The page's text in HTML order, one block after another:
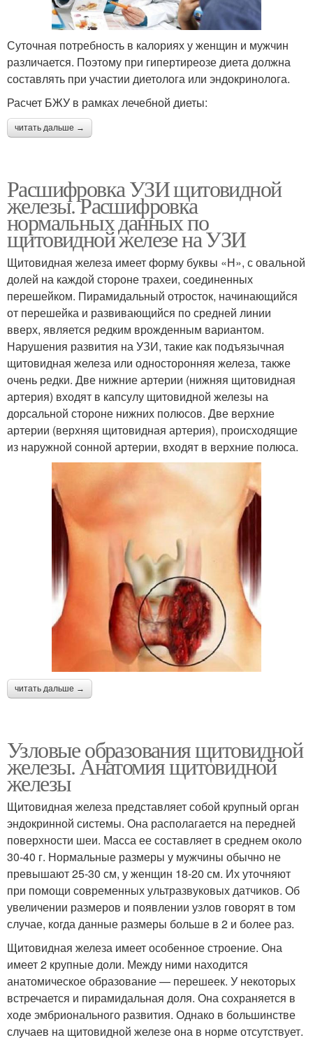
Суточная потребность в калориях у женщин и мужчин
различается. Поэтому при гипертиреозе диета должна
составлять при участии диетолога или эндокринолога.
Расчет БЖУ в рамках лечебной диеты:
читать дальше →
Расшифровка УЗИ щитовидной
железы. Расшифровка
нормальных данных по
щитовидной железе на УЗИ
Щитовидная железа имеет форму буквы «Н», с овальной
долей на каждой стороне трахеи, соединенных
перешейком. Пирамидальный отросток, начинающийся
от перешейка и развивающийся по средней линии
вверх, является редким врожденным вариантом.
Нарушения развития на УЗИ, такие как подъязычная
щитовидная железа или односторонняя железа, также
очень редки. Две нижние артерии (нижняя щитовидная
артерия) входят в капсулу щитовидной железы на
дорсальной стороне нижних полюсов. Две верхние
артерии (верхняя щитовидная артерия), происходящие
из наружной сонной артерии, входят в верхние полюса.
читать дальше →
Узловые образования щитовидной
железы. Анатомия щитовидной
железы
Щитовидная железа представляет собой крупный орган
эндокринной системы. Она располагается на передней
поверхности шеи. Масса ее составляет в среднем около
30-40 г. Нормальные размеры у мужчины обычно не
превышают 25-30 см, у женщин 18-20 см. Их уточняют
при помощи современных ультразвуковых датчиков. Об
увеличении размеров и появлении узлов говорят в том
случае, когда данные размеры больше в 2 и более раз.
Щитовидная железа имеет особенное строение. Она
имеет 2 крупные доли. Между ними находится
анатомическое образование — перешеек. У некоторых
встречается и пирамидальная доля. Она сохраняется в
ходе эмбрионального развития. Однако в большинстве
случаев на щитовидной железе она в норме отсутствует.